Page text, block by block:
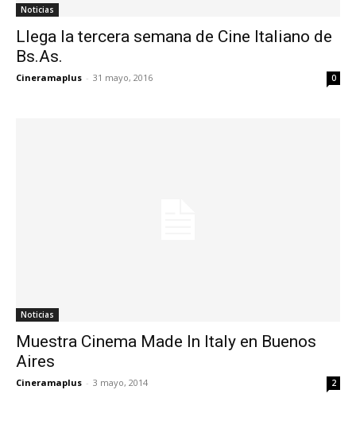
Noticias
Llega la tercera semana de Cine Italiano de
Bs.As.
Cineramaplus - 31 mayo, 2016 0
Noticias
Muestra Cinema Made In Italy en Buenos
Aires
Cineramaplus - 3 mayo, 2014 2